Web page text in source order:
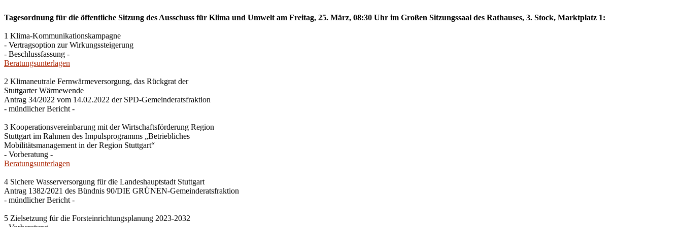
Tagesordnung für die öffentliche Sitzung des Ausschuss für Klima und Umwelt am Freitag, 25. März, 08:30 Uhr im Großen Sitzungssaal des Rathauses, 3. Stock, Marktplatz 1:
1 Klima-Kommunikationskampagne
- Vertragsoption zur Wirkungssteigerung
- Beschlussfassung -
Beratungsunterlagen
2 Klimaneutrale Fernwärmeversorgung, das Rückgrat der
Stuttgarter Wärmewende
Antrag 34/2022 vom 14.02.2022 der SPD-Gemeinderatsfraktion
- mündlicher Bericht -
3 Kooperationsvereinbarung mit der Wirtschaftsförderung Region
Stuttgart im Rahmen des Impulsprogramms „Betriebliches
Mobilitätsmanagement in der Region Stuttgart“
- Vorberatung -
Beratungsunterlagen
4 Sichere Wasserversorgung für die Landeshauptstadt Stuttgart
Antrag 1382/2021 des Bündnis 90/DIE GRÜNEN-Gemeinderatsfraktion
- mündlicher Bericht -
5 Zielsetzung für die Forsteinrichtungsplanung 2023-2032